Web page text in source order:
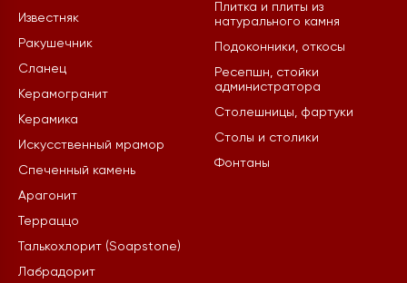
Известняк
Ракушечник
Сланец
Керамогранит
Керамика
Искусственный мрамор
Спеченный камень
Арагонит
Терраццо
Талькохлорит (Soapstone)
Лабрадорит
Плитка и плиты из
натурального камня
Подоконники, откосы
Ресепшн, стойки
администратора
Столешницы, фартуки
Столы и столики
Фонтаны